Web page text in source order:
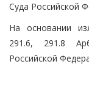
Суда Российской
На основании
291.6, 291.8
Российской